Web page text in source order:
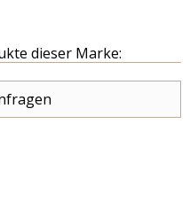
dieser Marke: